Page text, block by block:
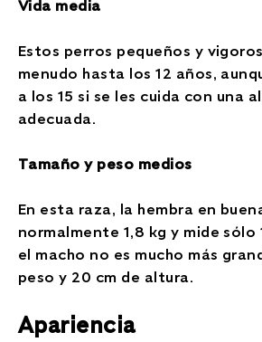
Vida media
Estos perros pequeños y
menudo hasta los 12 años,
a los 15 si se les cuida con una
adecuada.
Tamaño y peso medios
En esta raza, la hembra en
normalmente 1,8 kg y mide sólo
el macho no es mucho más
peso y 20 cm de altura.
Apariencia